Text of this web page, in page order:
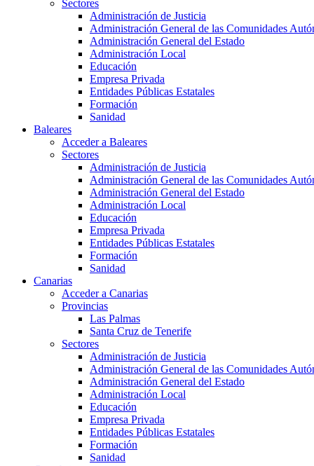
Sectores
Administración de Justicia
Administración General de las Comunidades
Administración General del Estado
Administración Local
Educación
Empresa Privada
Entidades Públicas Estatales
Formación
Sanidad
Baleares
Acceder a Baleares
Sectores
Administración de Justicia
Administración General de las Comunidades
Administración General del Estado
Administración Local
Educación
Empresa Privada
Entidades Públicas Estatales
Formación
Sanidad
Canarias
Acceder a Canarias
Provincias
Las Palmas
Santa Cruz de Tenerife
Sectores
Administración de Justicia
Administración General de las Comunidades
Administración General del Estado
Administración Local
Educación
Empresa Privada
Entidades Públicas Estatales
Formación
Sanidad